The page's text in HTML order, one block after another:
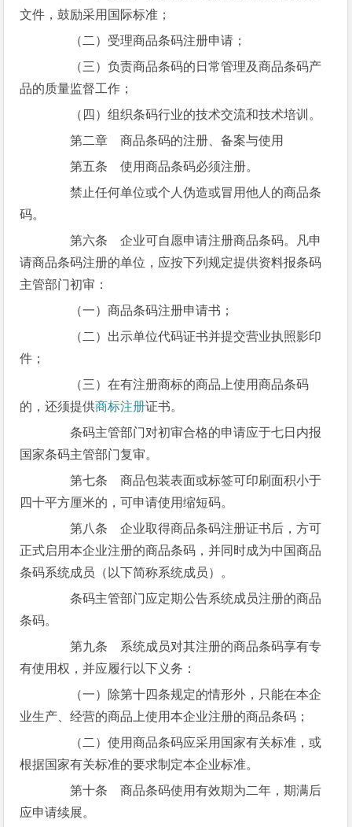
文件，鼓励采用国际标准；
（二）受理商品条码注册申请；
（三）负责商品条码的日常管理及商品条码产
品的质量监督工作；
（四）组织条码行业的技术交流和技术培训。
第二章 商品条码的注册、备案与使用
第五条 使用商品条码必须注册。
禁止任何单位或个人伪造或冒用他人的商品条
码。
第六条 企业可自愿申请注册商品条码。凡申
请商品条码注册的单位，应按下列规定提供资料报条码
主管部门初审：
（一）商品条码注册申请书；
（二）出示单位代码证书并提交营业执照影印
件；
（三）在有注册商标的商品上使用商品条码
的，还须提供商标注册证书。
条码主管部门对初审合格的申请应于七日内报
国家条码主管部门复审。
第七条 商品包装表面或标签可印刷面积小于
四十平方厘米的，可申请使用缩短码。
第八条 企业取得商品条码注册证书后，方可
正式启用本企业注册的商品条码，并同时成为中国商品
条码系统成员（以下简称系统成员）。
条码主管部门应定期公告系统成员注册的商品
条码。
第九条 系统成员对其注册的商品条码享有专
有使用权，并应履行以下义务：
（一）除第十四条规定的情形外，只能在本企
业生产、经营的商品上使用本企业注册的商品条码；
（二）使用商品条码应采用国家有关标准，或
根据国家有关标准的要求制定本企业标准。
第十条 商品条码使用有效期为二年，期满后
应申请续展。